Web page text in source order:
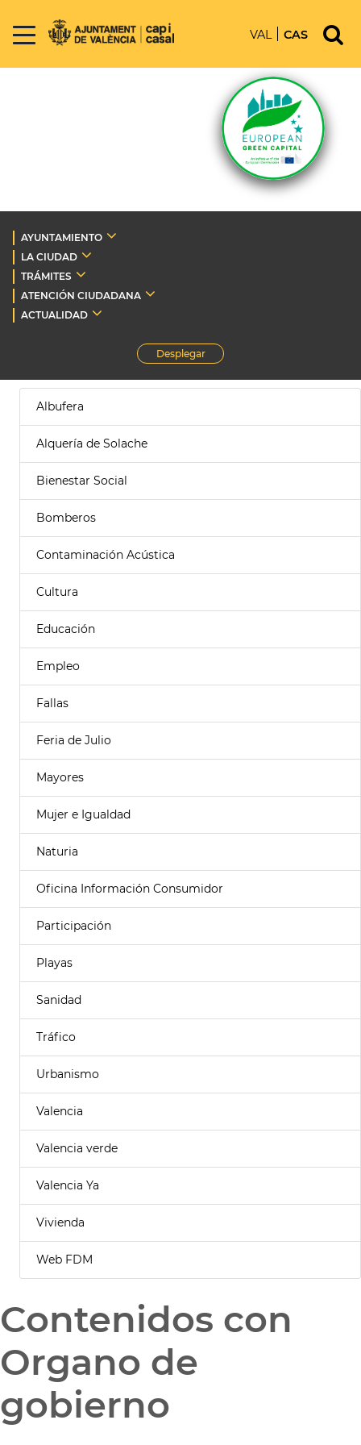
VAL CAS
AYUNTAMIENTO
LA CIUDAD
TRÁMITES
ATENCIÓN CIUDADANA
ACTUALIDAD
Desplegar
Albufera
Alquería de Solache
Bienestar Social
Bomberos
Contaminación Acústica
Cultura
Educación
Empleo
Fallas
Feria de Julio
Mayores
Mujer e Igualdad
Naturia
Oficina Información Consumidor
Participación
Playas
Sanidad
Tráfico
Urbanismo
Valencia
Valencia verde
Valencia Ya
Vivienda
Web FDM
Contenidos con
Organo de
gobierno